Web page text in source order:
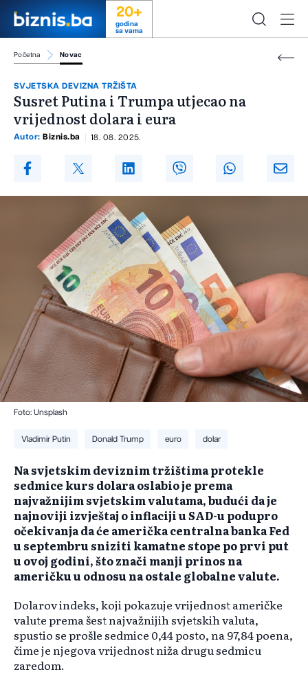
20+
godina
sa vama
Početna Novac
SVJETSKA DEVIZNA TRŽIŠTA
Susret Putina i Trumpa utjecao na
vrijednost dolara i eura
Autor: Biznis.ba 18. 08. 2025.
Foto: Unsplash
Vladimir Putin Donald Trump euro dolar
Na svjetskim deviznim tržištima protekle
sedmice kurs dolara oslabio je prema
najvažnijim svjetskim valutama, budući da je
najnoviji izvještaj o inflaciji u SAD-u podupro
očekivanja da će američka centralna banka Fed
u septembru sniziti kamatne stope po prvi put
u ovoj godini, što znači manji prinos na
američku u odnosu na ostale globalne valute.
Dolarov indeks, koji pokazuje vrijednost američke
valute prema šest najvažnijih svjetskih valuta,
spustio se prošle sedmice 0,44 posto, na 97,84 poena,
čime je njegova vrijednost niža drugu sedmicu
zaredom.